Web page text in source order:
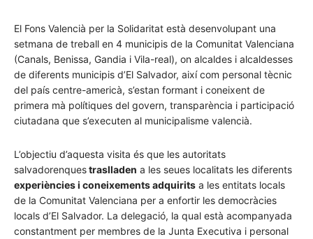
El Fons Valencià per la Solidaritat està desenvolupant una
setmana de treball en 4 municipis de la Comunitat Valenciana
(Canals, Benissa, Gandia i Vila-real), on alcaldes i alcaldesses
de diferents municipis d’El Salvador, així com personal tècnic
del país centre-americà, s’estan formant i coneixent de
primera mà polítiques del govern, transparència i participació
ciutadana que s’executen al municipalisme valencià.
L’objectiu d’aquesta visita és que les autoritats
salvadorenquestraslladen a les seues localitats les diferents
experiències i coneixements adquirits a les entitats locals
de la Comunitat Valenciana per a enfortir les democràcies
locals d’El Salvador. La delegació, la qual està acompanyada
constantment per membres de la Junta Executiva i personal